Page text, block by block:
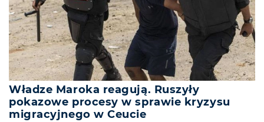
Władze Maroka reagują. Ruszyły
pokazowe procesy w sprawie kryzysu
migracyjnego w Ceucie